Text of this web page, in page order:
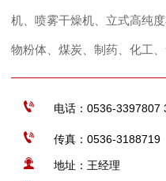
机、喷雾干燥机、立式高纯
物粉体、煤炭、制药、化工、
 电话：0536-3397807
 传真：0536-3188719
 地址：王经理